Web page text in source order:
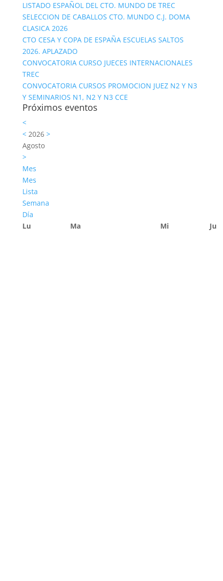
LISTADO ESPAÑOL DEL CTO. MUNDO DE TREC
SELECCION DE CABALLOS CTO. MUNDO C.J. DOMA
CLASICA 2026
CTO CESA Y COPA DE ESPAÑA ESCUELAS SALTOS
2026. APLAZADO
CONVOCATORIA CURSO JUECES INTERNACIONALES
TREC
CONVOCATORIA CURSOS PROMOCION JUEZ N2 Y N3
Y SEMINARIOS N1, N2 Y N3 CCE
Próximos eventos
<
<2026 >
Agosto
>
Mes
Mes
Lista
Semana
Día
Lu
Ma Mi Ju